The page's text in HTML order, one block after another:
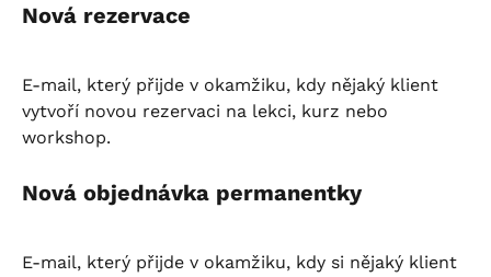
Nová rezervace
E-mail, který přijde v okamžiku, kdy nějaký klient
vytvoří novou rezervaci na lekci, kurz nebo
workshop.
Nová objednávka permanentky
E-mail, který přijde v okamžiku, kdy si nějaký klient